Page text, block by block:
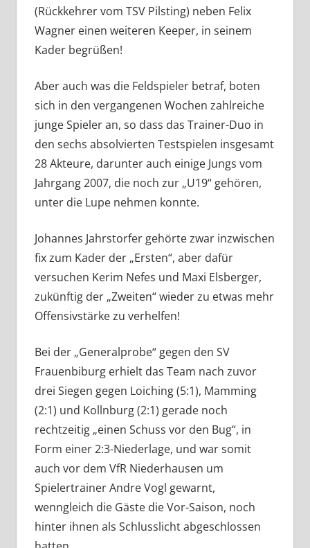
(Rückkehrer vom TSV Pilsting) neben Felix
Wagner einen weiteren Keeper, in seinem
Kader begrüßen!
Aber auch was die Feldspieler betraf, boten
sich in den vergangenen Wochen zahlreiche
junge Spieler an, so dass das Trainer-Duo in
den sechs absolvierten Testspielen insgesamt
28 Akteure, darunter auch einige Jungs vom
Jahrgang 2007, die noch zur „U19“ gehören,
unter die Lupe nehmen konnte.
Johannes Jahrstorfer gehörte zwar inzwischen
fix zum Kader der „Ersten“, aber dafür
versuchen Kerim Nefes und Maxi Elsberger,
zukünftig der „Zweiten“ wieder zu etwas mehr
Offensivstärke zu verhelfen!
Bei der „Generalprobe“ gegen den SV
Frauenbiburg erhielt das Team nach zuvor
drei Siegen gegen Loiching (5:1), Mamming
(2:1) und Kollnburg (2:1) gerade noch
rechtzeitig „einen Schuss vor den Bug“, in
Form einer 2:3-Niederlage, und war somit
auch vor dem VfR Niederhausen um
Spielertrainer Andre Vogl gewarnt,
wenngleich die Gäste die Vor-Saison, noch
hinter ihnen als Schlusslicht abgeschlossen